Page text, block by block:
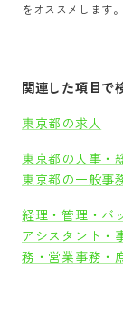
をオススメします。
関連した項目で
東京都の求人
東京都の人事・
東京都の一般事
経理・管理・バ
アシスタント・
務・営業事務・